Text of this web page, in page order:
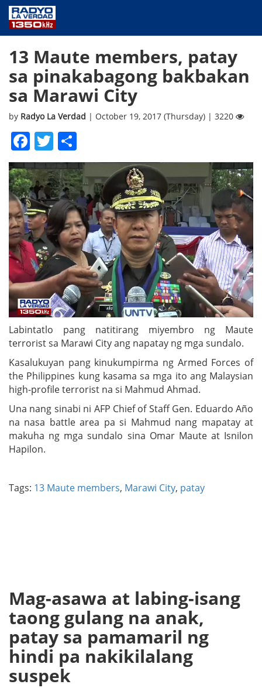
PUBLIC SERVICE
ANNOUNCEMENTS
PROGRAMS
ABOUT
13 Maute members, patay
sa pinakabagong bakbakan
sa Marawi City
by Radyo La Verdad | October 19, 2017 (Thursday) | 3220
Facebook
Twitter
Labintatlo pang natitirang miyembro ng Maute
terrorist sa Marawi City ang napatay ng mga sundalo.
Kasalukuyan pang kinukumpirma ng Armed Forces of
the Philippines kung kasama sa mga ito ang Malaysian
high-profile terrorist na si Mahmud Ahmad.
Una nang sinabi ni AFP Chief of Staff Gen. Eduardo Año
na nasa battle area pa si Mahmud nang mapatay at
makuha ng mga sundalo sina Omar Maute at Isnilon
Hapilon.
Tags: 13 Maute members, Marawi City, patay
Mag-asawa at labing-isang
taong gulang na anak,
patay sa pamamaril ng
hindi pa nakikilalang
suspek